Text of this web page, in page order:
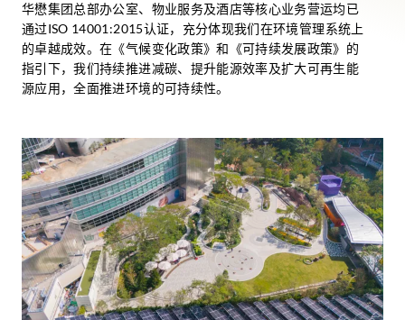
华懋集团总部办公室、物业服务及酒店等核心业务营运均已
通过ISO 14001:2015认证，充分体现我们在环境管理系统上
的卓越成效。在《气候变化政策》和《可持续发展政策》的
指引下，我们持续推进减碳、提升能源效率及扩大可再生能
源应用，全面推进环境的可持续性。